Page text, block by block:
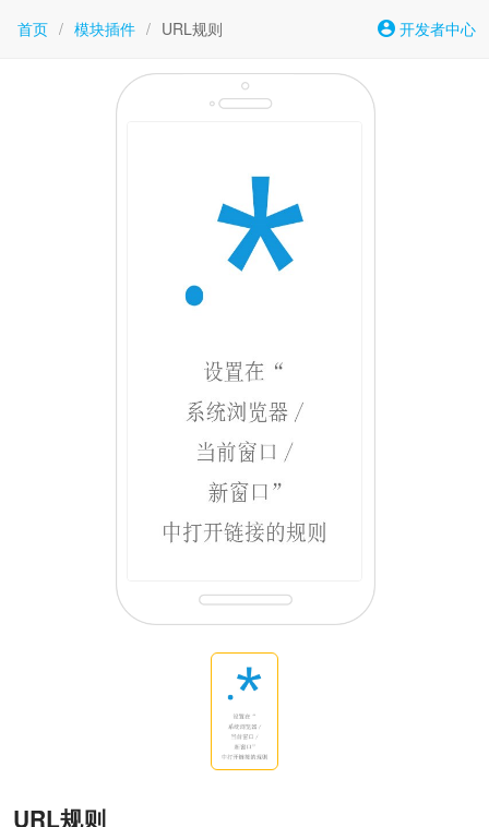
首页 / 模块插件 / URL规则 开发者中心
URL规则